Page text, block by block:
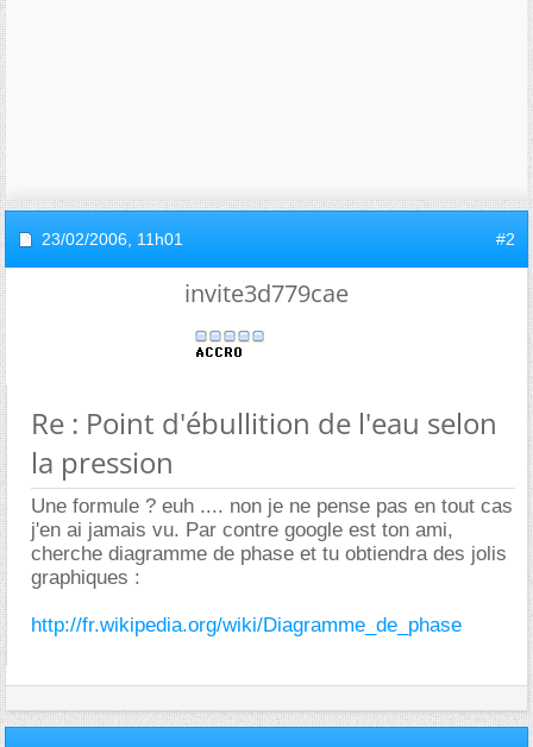
23/02/2006, 11h01 #2
invite3d779cae
Re : Point d'ébullition de l'eau selon
la pression
Une formule ? euh .... non je ne pense pas en tout cas
j'en ai jamais vu. Par contre google est ton ami,
cherche diagramme de phase et tu obtiendra des jolis
graphiques :
http://fr.wikipedia.org/wiki/Diagramme_de_phase